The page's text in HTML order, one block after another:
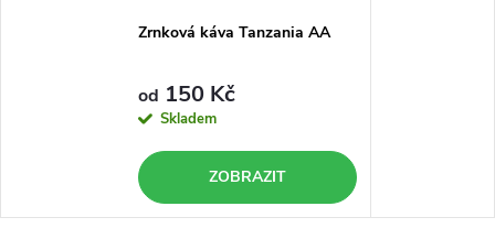
Zrnková káva Tanzania AA
od 150 Kč
Skladem
ZOBRAZIT